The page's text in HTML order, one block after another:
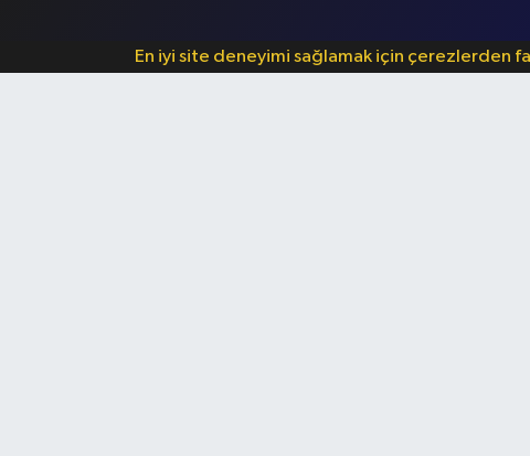
En iyi site deneyimi sağlamak için çerezlerden